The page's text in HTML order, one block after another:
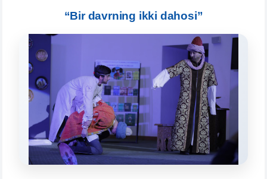
“Bir davrning ikki dahosi”
Qabul bo'yicha murojaatlaringizni ushbu
chatda qoldiring.
Mavzuni tanlang — keyin shu mavzudagi aniq
savollar chiqadi:
1. Hujjatlar (bakalavr) (5) 2. Hujjatlar (magistr) (4)
3. Suhbat (bakalavr) (8) 4. Suhbat (magistr) (5)
5. To'lov-kontrakt (2) 6. Elektron ariza (16)